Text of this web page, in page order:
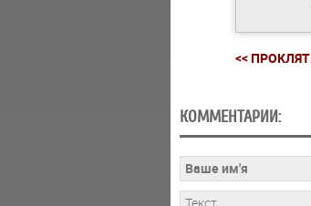
<<
КОММЕНТАРИИ: